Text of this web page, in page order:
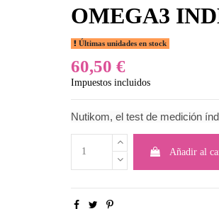
OMEGA3
Últimas unidades en stock
60,50 €
Impuestos incluidos
Nutikom, el test de medición
Añadir al